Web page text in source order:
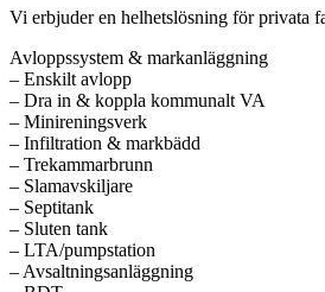
Vi erbjuder en helhetslösning för privata
Avloppssystem & markanläggning
– Enskilt avlopp
– Dra in & koppla kommunalt VA
– Minireningsverk
– Infiltration & markbädd
– Trekammarbrunn
– Slamavskiljare
– Septitank
– Sluten tank
– LTA/pumpstation
– Avsaltningsanläggning